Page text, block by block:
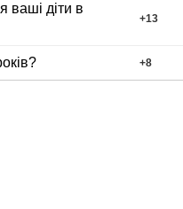
ваші діти в
+13
+8